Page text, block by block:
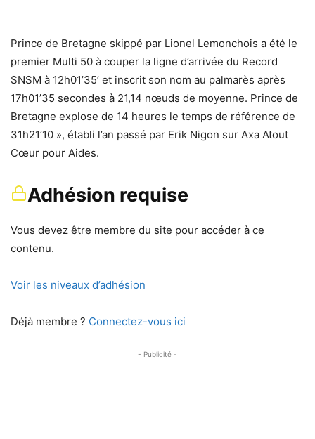
Prince de Bretagne skippé par Lionel Lemonchois a été le
premier Multi 50 à couper la ligne d’arrivée du Record
SNSM à 12h01’35’ et inscrit son nom au palmarès après
17h01’35 secondes à 21,14 nœuds de moyenne. Prince de
Bretagne explose de 14 heures le temps de référence de
31h21’10 », établi l’an passé par Erik Nigon sur Axa Atout
Cœur pour Aides.
Adhésion requise
Vous devez être membre du site pour accéder à ce
contenu.
Voir les niveaux d’adhésion
Déjà membre ? Connectez-vous ici
- Publicité -